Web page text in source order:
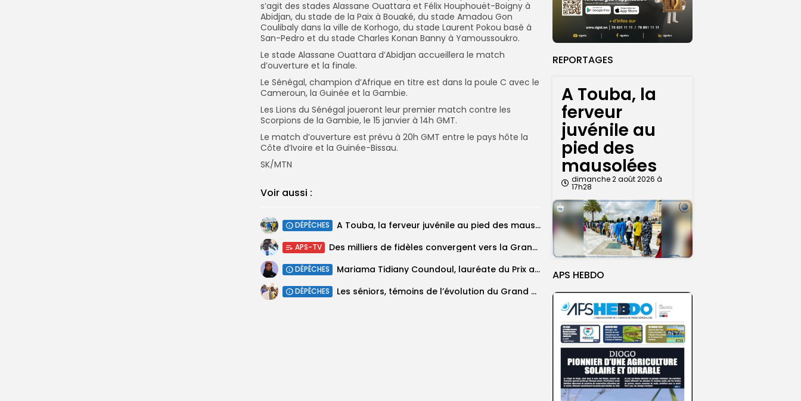
REPORTAGES
A Touba, la
ferveur
juvénile au
pied des
mausolées
dimanche 2 août 2026 à
17h28
APS HEBDO
s’agit des stades Alassane Ouattara et Félix Houphouët-Boigny à
Abidjan, du stade de la Paix à Bouaké, du stade Amadou Gon
Coulibaly dans la ville de Korhogo, du stade Laurent Pokou basé à
San-Pedro et du stade Charles Konan Banny à Yamoussoukro.
Le stade Alassane Ouattara d’Abidjan accueillera le match
d’ouverture et la finale.
Le Sénégal, champion d’Afrique en titre est dans la poule C avec le
Cameroun, la Guinée et la Gambie.
Les Lions du Sénégal joueront leur premier match contre les
Scorpions de la Gambie, le 15 janvier à 14h GMT.
Le match d’ouverture est prévu à 20h GMT entre le pays hôte la
Côte d’Ivoire et la Guinée-Bissau.
SK/MTN
Voir aussi :
DÉPÊCHES A Touba, la ferveur juvénile au pied des mausolées
APS-TV Des milliers de fidèles convergent vers la Grande Mosquée de Touba pour...
DÉPÊCHES Mariama Tidiany Coundoul, lauréate du Prix africain CEDEAO de l’économie verte
DÉPÊCHES Les séniors, témoins de l’évolution du Grand Magal de Touba